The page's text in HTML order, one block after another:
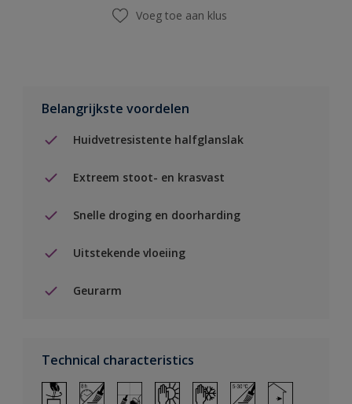
Voeg toe aan klus
Belangrijkste voordelen
Huidvetresistente halfglanslak
Extreem stoot- en krasvast
Snelle droging en doorharding
Uitstekende vloeiing
Geurarm
Technical characteristics